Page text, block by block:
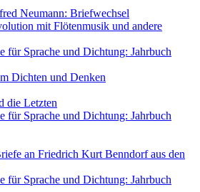
Neumann: Briefwechsel
mit Flötenmusik und andere
für Sprache und Dichtung: Jahrbuch
Dichten und Denken
die Letzten
für Sprache und Dichtung: Jahrbuch
an Friedrich Kurt Benndorf aus den
für Sprache und Dichtung: Jahrbuch